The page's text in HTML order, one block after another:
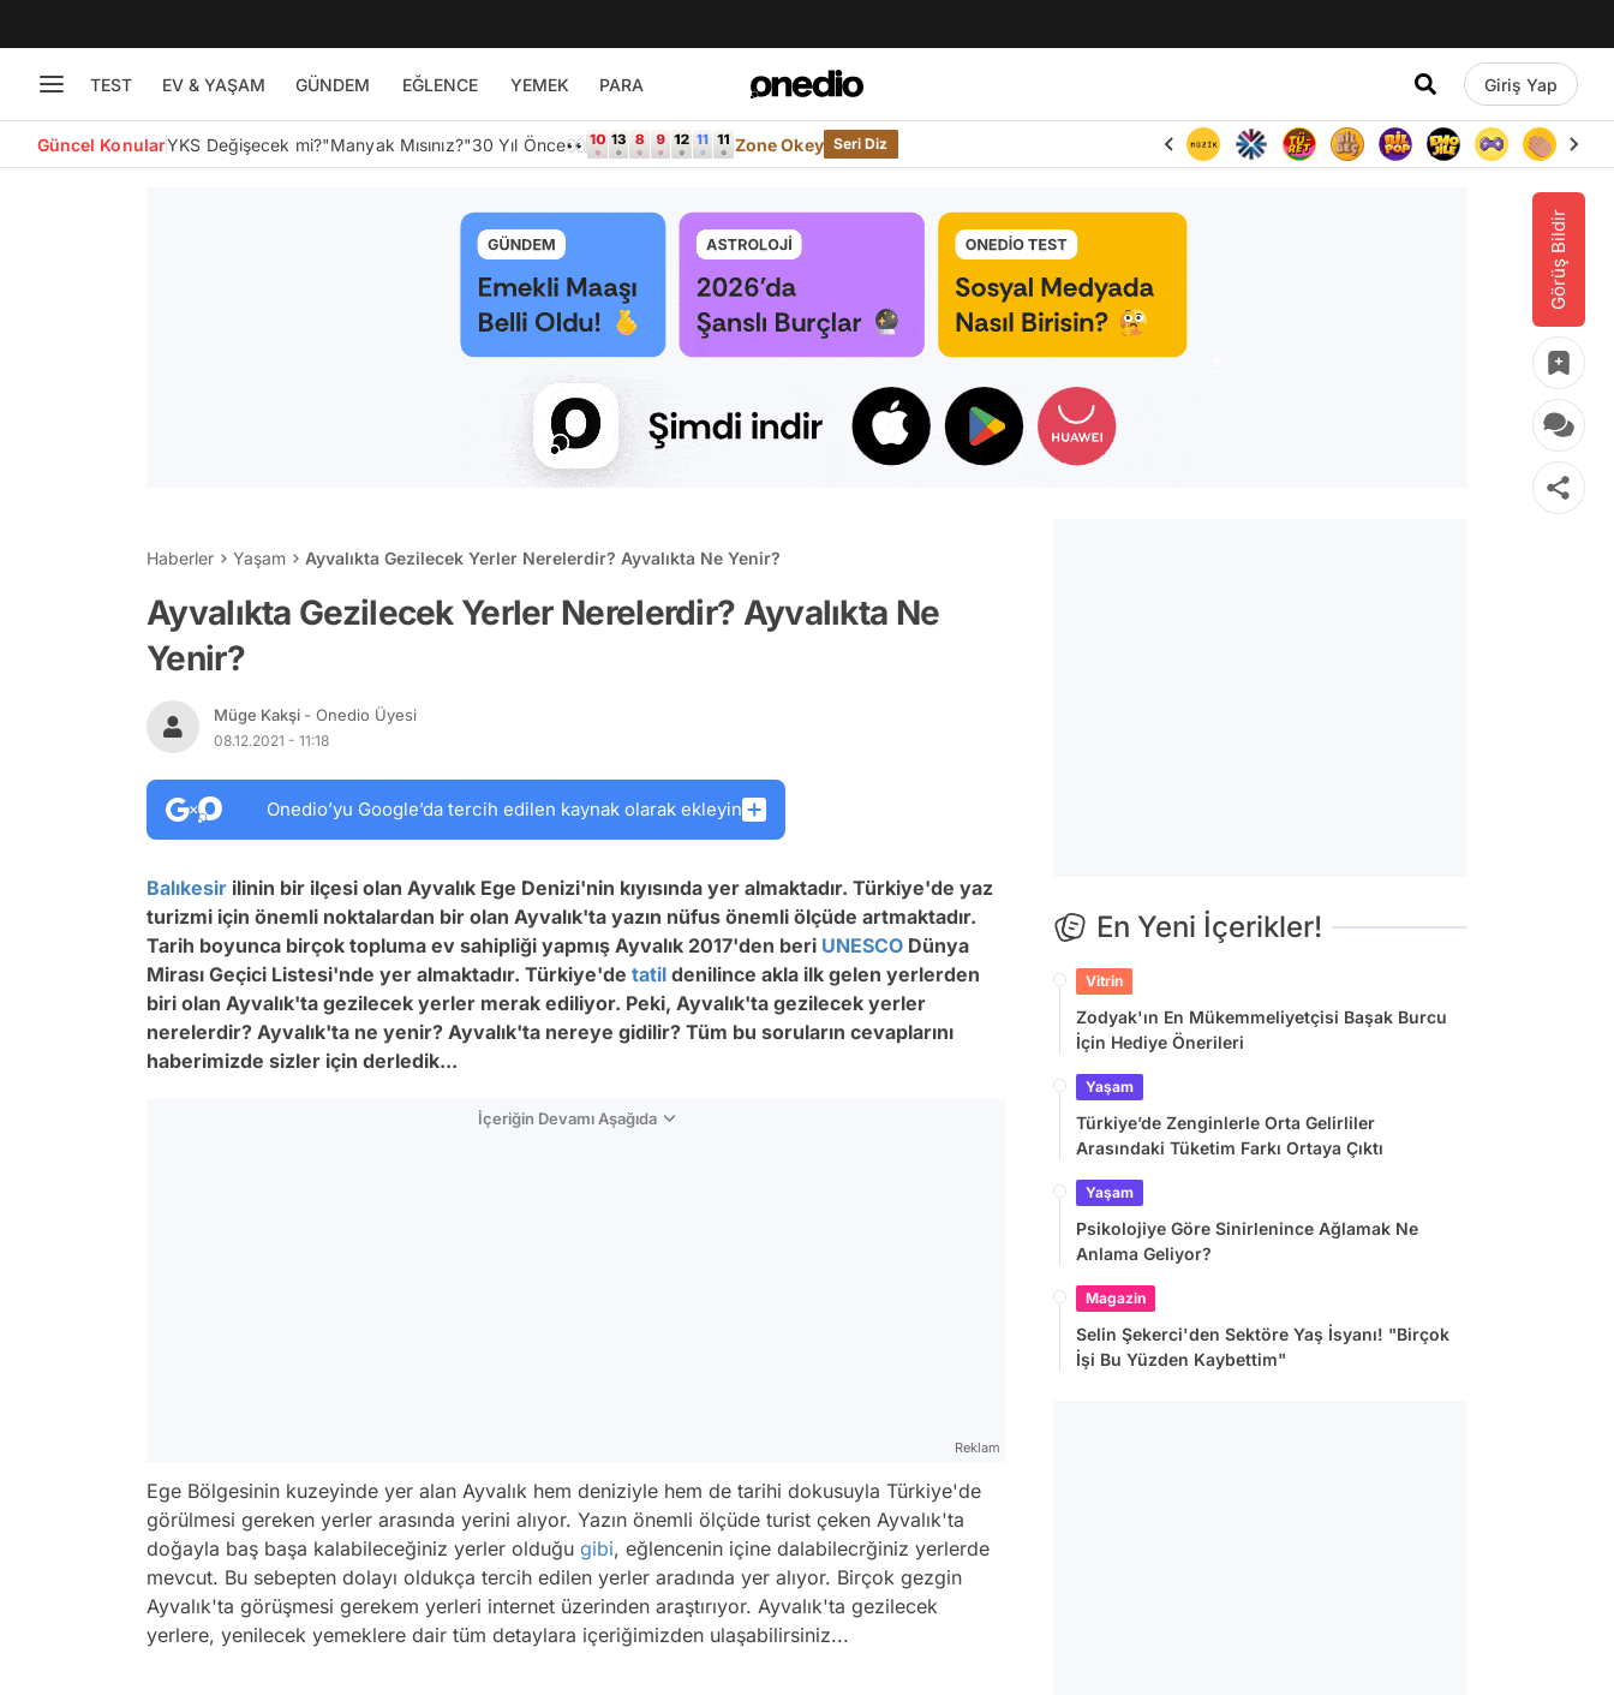
TEST EV & YAŞAM GÜNDEM EĞLENCE YEMEK PARA Giriş Yap
Güncel KonularYKS Değişecek mi?"Manyak Mısınız?"30 Yıl Önce👀 Zone Okey Seri Diz
Görüş Bildir
Haberler Yaşam Ayvalıkta Gezilecek Yerler Nerelerdir? Ayvalıkta Ne Yenir?
Ayvalıkta Gezilecek Yerler Nerelerdir? Ayvalıkta Ne
Yenir?
Müge Kakşi - Onedio Üyesi
08.12.2021 - 11:18
Onedio’yu Google’da tercih edilen kaynak olarak ekleyin
Balıkesir ilinin bir ilçesi olan Ayvalık Ege Denizi'nin kıyısında yer almaktadır. Türkiye'de yaz
turizmi için önemli noktalardan bir olan Ayvalık'ta yazın nüfus önemli ölçüde artmaktadır.
Tarih boyunca birçok topluma ev sahipliği yapmış Ayvalık 2017'den beri UNESCO Dünya
Mirası Geçici Listesi'nde yer almaktadır. Türkiye'de tatil denilince akla ilk gelen yerlerden
biri olan Ayvalık'ta gezilecek yerler merak ediliyor. Peki, Ayvalık'ta gezilecek yerler
nerelerdir? Ayvalık'ta ne yenir? Ayvalık'ta nereye gidilir? Tüm bu soruların cevaplarını
haberimizde sizler için derledik...
İçeriğin Devamı Aşağıda
Reklam
Ege Bölgesinin kuzeyinde yer alan Ayvalık hem deniziyle hem de tarihi dokusuyla Türkiye'de
görülmesi gereken yerler arasında yerini alıyor. Yazın önemli ölçüde turist çeken Ayvalık'ta
doğayla baş başa kalabileceğiniz yerler olduğu gibi, eğlencenin içine dalabilecrğiniz yerlerde
mevcut. Bu sebepten dolayı oldukça tercih edilen yerler aradında yer alıyor. Birçok gezgin
Ayvalık'ta görüşmesi gerekem yerleri internet üzerinden araştırıyor. Ayvalık'ta gezilecek
yerlere, yenilecek yemeklere dair tüm detaylara içeriğimizden ulaşabilirsiniz...
En Yeni İçerikler!
Vitrin
Zodyak'ın En Mükemmeliyetçisi Başak Burcu
İçin Hediye Önerileri
Yaşam
Türkiye’de Zenginlerle Orta Gelirliler
Arasındaki Tüketim Farkı Ortaya Çıktı
Yaşam
Psikolojiye Göre Sinirlenince Ağlamak Ne
Anlama Geliyor?
Magazin
Selin Şekerci'den Sektöre Yaş İsyanı! "Birçok
İşi Bu Yüzden Kaybettim"